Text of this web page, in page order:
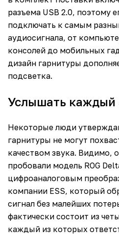
разъема USB 2.0, поэтому
подключать к самым
аудиосигнала, от
консолей до мобильных
дизайн гарнитуры
подсветка.
Услышать каждый
Некоторые люди
гарнитуры не могут
качеством звука. Видимо,
пробовали модель ROG
цифроаналоговым
компании ESS, который
сигнал без малейших
фактически состоит из
каждый из которых